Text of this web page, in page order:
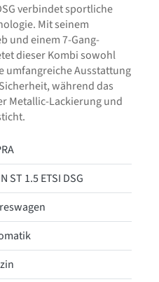
verbindet sportliche
Mit seinem
und einem 7-Gang-
dieser Kombi sowohl
umfangreiche Ausstattung
während das
Metallic-Lackierung und
ST 1.5 ETSI DSG